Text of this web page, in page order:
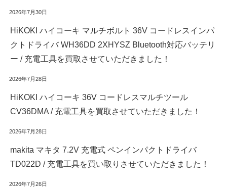
2026年7月30日
HiKOKI ハイコーキ マルチボルト 36V コードレスインパ
クトドライバ WH36DD 2XHYSZ Bluetooth対応バッテリ
ー / 充電工具を買取させていただきました！
2026年7月28日
HiKOKI ハイコーキ 36V コードレスマルチツール
CV36DMA / 充電工具を買取させていただきました！
2026年7月28日
makita マキタ 7.2V 充電式 ペンインパクトドライバ
TD022D / 充電工具を買い取りさせていただきました！
2026年7月26日